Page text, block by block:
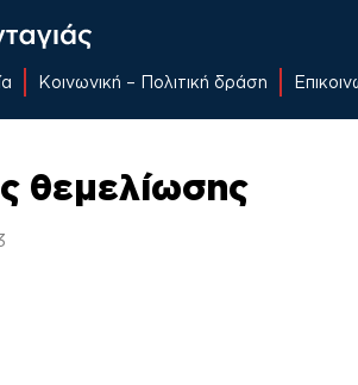
Κοινωνική – Πολιτική δράση
θεμελίωσης